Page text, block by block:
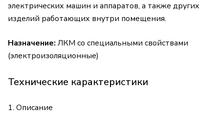
электрических машин и аппаратов, а также других
изделий работающих внутри помещения.
Назначение: ЛКМ со специальными свойствами
(электроизоляционные)
Технические карактеристики
1. Описание